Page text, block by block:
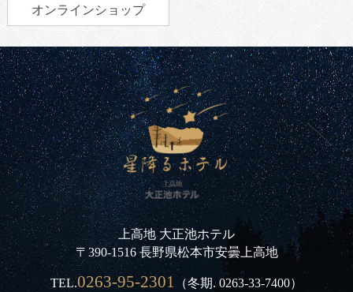
オンラインショップ
上高地 大正池ホテル
〒390-1516 長野県松本市安曇上高地
TEL.0263-95-2301 （冬期.0263-33-7400）